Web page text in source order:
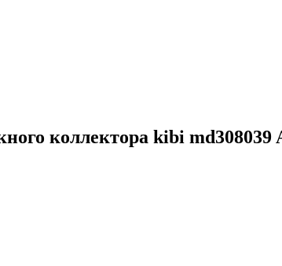
коллектора kibi md308039